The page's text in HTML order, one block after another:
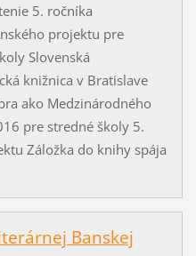
5. ročníka
projektu pre
Slovenská
knižnica v Bratislave
ako Medzinárodného
pre stredné školy 5.
Záložka do knihy spája
Banskej